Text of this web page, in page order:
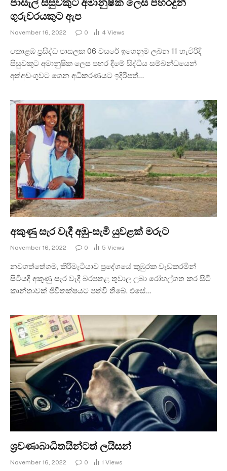
පාසැල් සිසුවකුට අමානුෂික ලෙස පහරදුන්
ගුරුවරයකුට ඇප
November 16, 2022 0 4 Views
කොළඹ ප්‍රසිද්ධ පාසලක 06 වසරේ ඉගෙනුම ලබන 11 හැවිරිදි
සිසුවකුට අමානුෂික ලෙස පහර දීමේ සිද්ධිය සම්බන්ධයෙන්
අත්අඩංගුවට ගෙන අධිකරණයට ඉදිරිපත්…
අකුණු සැර වැදී අඹු-සැමි යුවළක් මරුට
November 16, 2022 0 5 Views
නවගත්තේගම, කිරිමැටියාව ප්‍රදේශයේ කුඹුරක වැඩකරමින්
සිටියදී අකුණු සැර වැදී බරපතළ තුවාල ලබා රෝහල්ගත කර සිටි
කාන්තාවක් ජීවිතක්ෂයට පත්වී තිබේ. එසේ…
ශ්‍රවණාබාධිතයින්ටත් ලයිසන්
November 16, 2022 0 1 Views